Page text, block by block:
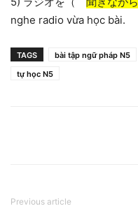
nghe radio vừa học bài.
TAGS bài tập ngữ pháp N5
tự học N5
Previous article